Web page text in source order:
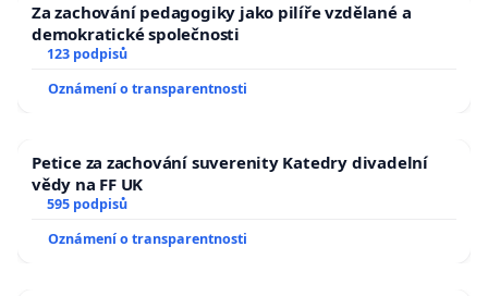
Za zachování pedagogiky jako pilíře vzdělané a
demokratické společnosti
123 podpisů
Oznámení o transparentnosti
Petice za zachování suverenity Katedry divadelní
vědy na FF UK
595 podpisů
Oznámení o transparentnosti